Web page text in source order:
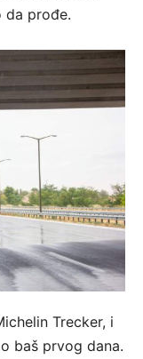
da prođe.
Trecker, i
baš prvog dana.